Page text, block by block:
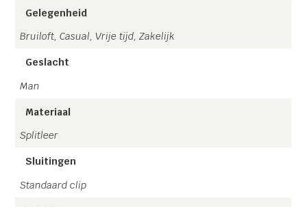
Gelegenheid
Bruiloft, Casual, Vrije tijd, Zakelijk
Geslacht
Man
Materiaal
Splitleer
Sluitingen
Standaard clip